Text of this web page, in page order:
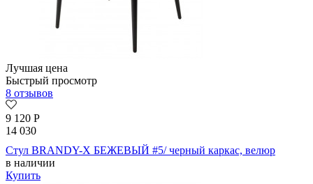
Лучшая цена
Быстрый просмотр
8 отзывов
9 120 Р
14 030
Стул BRANDY-X БЕЖЕВЫЙ #5/ черный каркас, велюр
в наличии
Купить